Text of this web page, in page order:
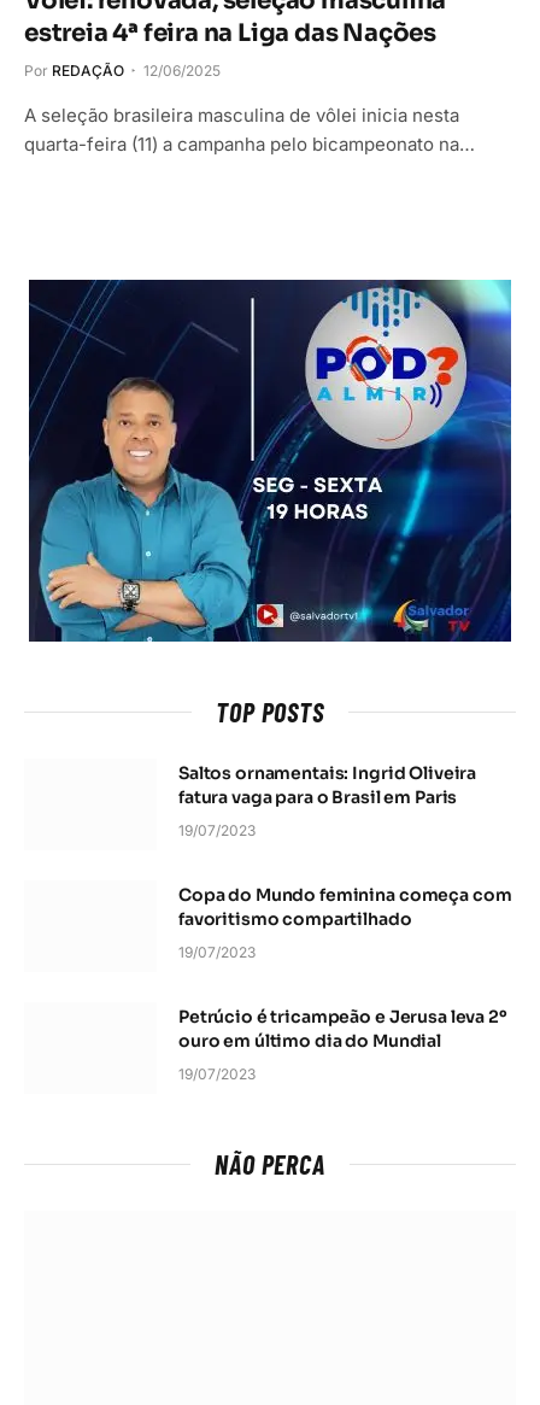
estreia 4ª feira na Liga das Nações
Por REDAÇÃO 12/06/2025
A seleção brasileira masculina de vôlei inicia nesta
quarta-feira (11) a campanha pelo bicampeonato na…
TOP POSTS
Saltos ornamentais: Ingrid Oliveira
fatura vaga para o Brasil em Paris
19/07/2023
Copa do Mundo feminina começa com
favoritismo compartilhado
19/07/2023
Petrúcio é tricampeão e Jerusa leva 2º
ouro em último dia do Mundial
19/07/2023
NÃO PERCA